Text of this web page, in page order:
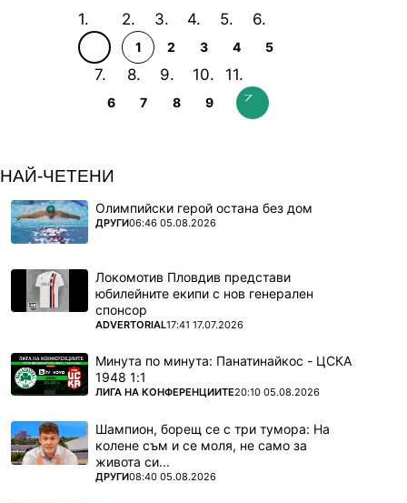
1 2 3 4 5
6 7 8 9
НАЙ-ЧЕТЕНИ
Олимпийски герой остана без дом
ПОВЕЧЕ ОТ
ДРУГИ06:46 05.08.2026
Локомотив Пловдив представи
юбилейните екипи с нов генерален
спонсор
ПОВЕЧЕ ОТ
ADVERTORIAL17:41 17.07.2026
Минута по минута: Панатинайкос - ЦСКА
1948 1:1
ПОВЕЧЕ ОТ
ЛИГА НА КОНФЕРЕНЦИИТЕ20:10 05.08.2026
Шампион, борещ се с три тумора: На
колене съм и се моля, не само за
живота си...
ПОВЕЧЕ ОТ
ДРУГИ08:40 05.08.2026